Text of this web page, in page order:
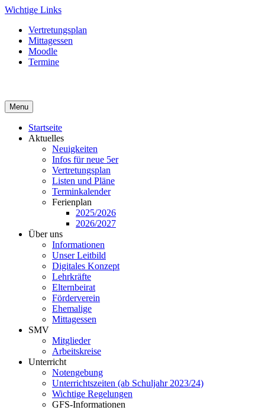
Skip
content
Wichtige Links
Vertretungsplan
Mittagessen
Moodle
Termine
Menu
Startseite
Aktuelles
Neuigkeiten
Infos für neue 5er
Vertretungsplan
Listen und Pläne
Terminkalender
Ferienplan
2025/2026
2026/2027
Über uns
Informationen
Unser Leitbild
Digitales Konzept
Lehrkräfte
Elternbeirat
Förderverein
Ehemalige
Mittagessen
SMV
Mitglieder
Arbeitskreise
Unterricht
Notengebung
Unterrichtszeiten (ab Schuljahr 2023/24)
Wichtige Regelungen
GFS-Informationen